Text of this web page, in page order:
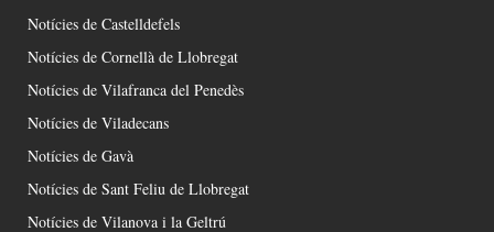
Notícies de Castelldefels
Notícies de Cornellà de Llobregat
Notícies de Vilafranca del Penedès
Notícies de Viladecans
Notícies de Gavà
Notícies de Sant Feliu de Llobregat
Notícies de Vilanova i la Geltrú